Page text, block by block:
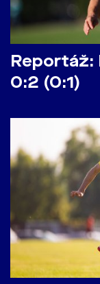
Reportáž:
0:2 (0:1)